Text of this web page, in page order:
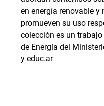
en energía renovable y
promueven su uso
colección es un
de Energía del
y educ.ar